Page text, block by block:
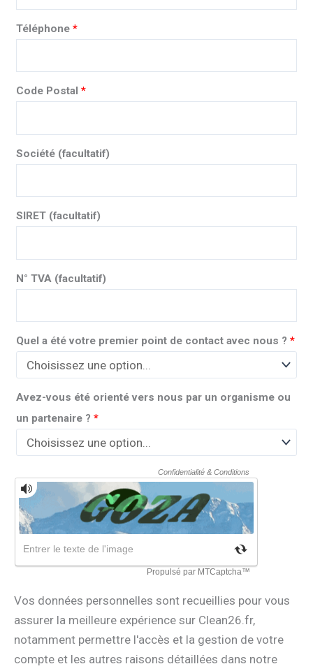
Téléphone *
Code Postal *
Société (facultatif)
SIRET (facultatif)
N° TVA (facultatif)
Quel a été votre premier point de contact avec nous ? *
Avez-vous été orienté vers nous par un organisme ou
un partenaire ? *
Vos données personnelles sont recueillies pour vous
assurer la meilleure expérience sur Clean26.fr,
notamment permettre l'accès et la gestion de votre
compte et les autres raisons détaillées dans notre